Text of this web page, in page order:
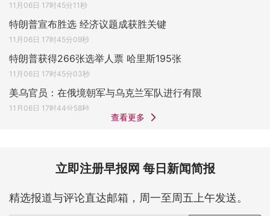
11月06日 17时45分11秒
特朗普宣布胜选 经济议题成获胜关键
11月06日 17时45分09秒
特朗普获得266张选举人票 哈里斯195张
11月06日 17时45分03秒
美乌官员：在俄境朝军与乌克兰军队进行有限
11月06日 17时44分58秒
查看更多
立即注册早报网 每日新闻简报
精选报道与评论直达邮箱，周一至周五上午发送。